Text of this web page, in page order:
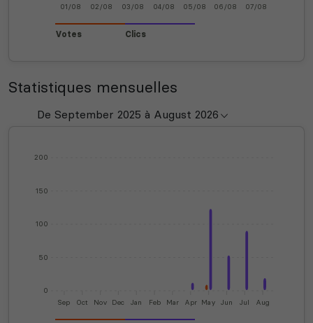
01/08 02/08 03/08 04/08 05/08 06/08 07/08
Votes Clics
Statistiques mensuelles
0
50
100
150
200
Sep Oct Nov Dec Jan Feb Mar Apr May Jun Jul Aug